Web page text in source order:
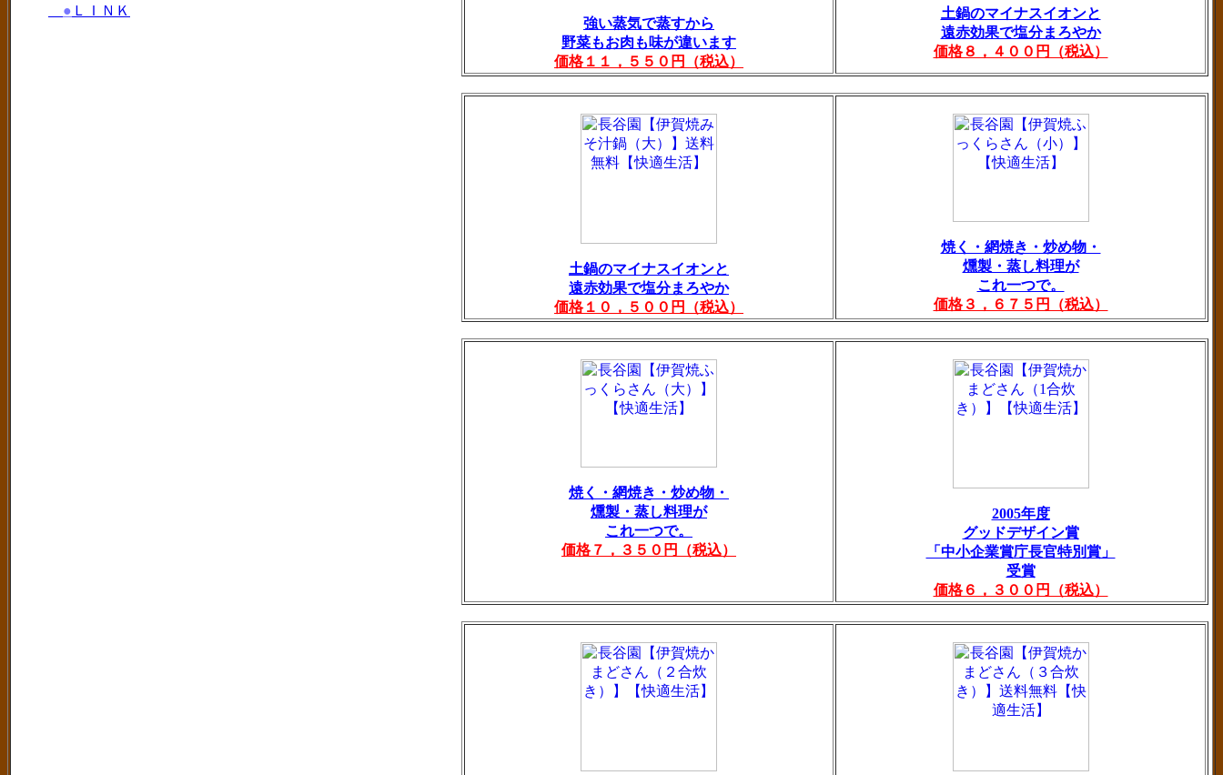
強い蒸気で蒸すから
野菜もお肉も味が違います
価格１１，５５０円（税込）
土鍋のマイナスイオンと
遠赤効果で塩分まろやか
価格８，４００円（税込）
土鍋のマイナスイオンと
遠赤効果で塩分まろやか
価格１０，５００円（税込）
焼く・網焼き・炒め物・
燻製・蒸し料理が
これ一つで。
価格３，６７５円（税込）
焼く・網焼き・炒め物・
燻製・蒸し料理が
これ一つで。
価格７，３５０円（税込）
2005年度
グッドデザイン賞
「中小企業賞庁長官特別賞」
受賞
価格６，３００円（税込）
● ＬＩＮＫ